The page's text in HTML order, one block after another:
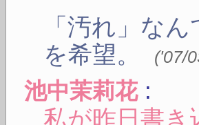
「汚れ」な
を希望。
('07/
池中茉莉花 :
私が昨日書き